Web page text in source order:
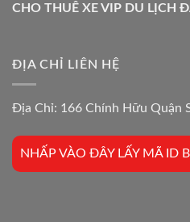
CHO THUÊ XE VIP DU LỊCH
ĐỊA CHỈ LIÊN HỆ
Địa Chỉ: 166 Chính Hữu Quận
NHẤP VÀO ĐÂY LẤY MÃ ID